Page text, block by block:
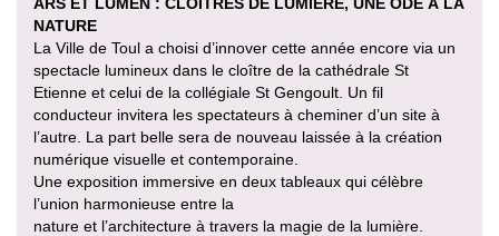
NATURE
La Ville de Toul a choisi d’innover cette année encore via un
spectacle lumineux dans le cloître de la cathédrale St
Etienne et celui de la collégiale St Gengoult. Un fil
conducteur invitera les spectateurs à cheminer d’un site à
l’autre. La part belle sera de nouveau laissée à la création
numérique visuelle et contemporaine.
Une exposition immersive en deux tableaux qui célèbre
l’union harmonieuse entre la
nature et l’architecture à travers la magie de la lumière.